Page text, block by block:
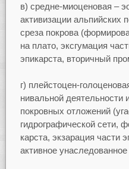
в) средне-миоценовая –
активизации альпийских
среза покрова
на плато, эксгумация
эпикарста, вторичный
г) плейстоцен-
нивальной деятельности
покровных отложений
гидрографической сети,
карста, экзарация части
активное